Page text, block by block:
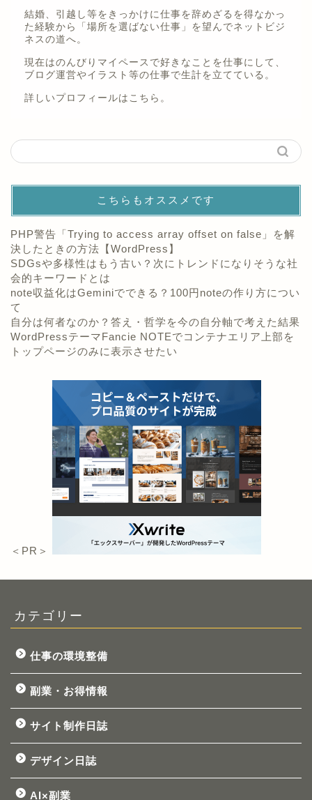
結婚、引越し等をきっかけに仕事を辞めざるを得なかっ
た経験から「場所を選ばない仕事」を望んでネットビジ
ネスの道へ。
現在はのんびりマイペースで好きなことを仕事にして、
ブログ運営やイラスト等の仕事で生計を立てている。
詳しいプロフィールは こちら。
こちらもオススメです
PHP警告「Trying to access array offset on false」を解
決したときの方法【WordPress】
SDGsや多様性はもう古い？次にトレンドになりそうな社
会的キーワードとは
note収益化はGeminiでできる？100円noteの作り方につい
て
自分は何者なのか？答え・哲学を今の自分軸で考えた結果
WordPressテーマFancie NOTEでコンテナエリア上部を
トップページのみに表示させたい
＜PR＞
カテゴリー
仕事の環境整備
副業・お得情報
サイト制作日誌
デザイン日誌
AI×副業